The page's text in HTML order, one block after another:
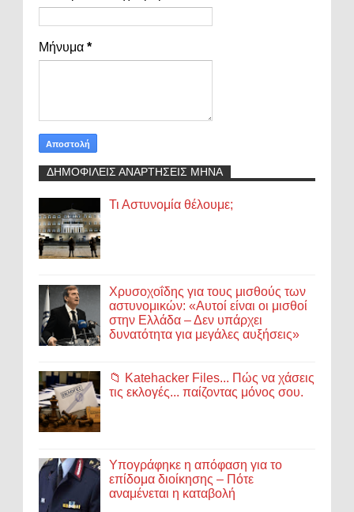
Μήνυμα *
ΔΗΜΟΦΙΛΕΙΣ ΑΝΑΡΤΗΣΕΙΣ ΜΗΝΑ
Τι Αστυνομία θέλουμε;
Χρυσοχοΐδης για τους μισθούς των
αστυνομικών: «Αυτοί είναι οι μισθοί
στην Ελλάδα – Δεν υπάρχει
δυνατότητα για μεγάλες αυξήσεις»
📁 Katehacker Files... Πώς να χάσεις
τις εκλογές... παίζοντας μόνος σου.
Υπογράφηκε η απόφαση για το
επίδομα διοίκησης – Πότε
αναμένεται η καταβολή